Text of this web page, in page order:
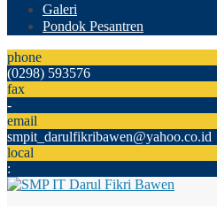
Galeri
Pondok Pesantren
phone
(0298) 593576
fax
-
email
smpit_darulfikribawen@yahoo.co.id
local
: